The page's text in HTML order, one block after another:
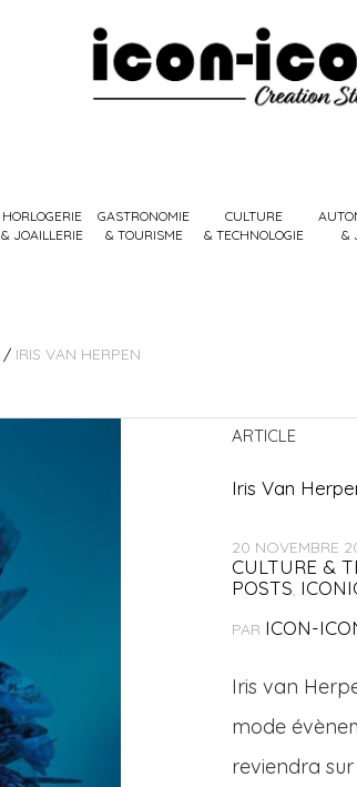
HORLOGERIE
& JOAILLERIE
GASTRONOMIE
& TOURISME
CULTURE
& TECHNOLOGIE
&
/ IRIS VAN HERPEN
ARTICLE
Iris Van
20 NOVEMBRE
CULTURE &
POSTS,
PAR ICON-
Iris van
mode
reviendra